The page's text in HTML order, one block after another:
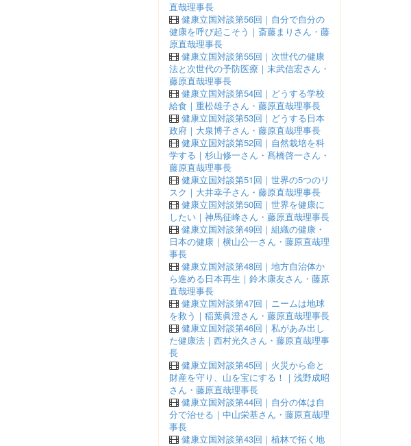
直哉理事長
健康立国対談第56回｜自分で自分の
健康を呼び起こそう｜斎藤まりさん・藤
原直哉理事長
健康立国対談第55回｜次世代の健康
法と次世代の予防医療｜末武信宏さん・
藤原直哉理事長
健康立国対談第54回｜どうする学校
給食｜重松雄子さん・藤原直哉理事長
健康立国対談第53回｜どうする日本
政府｜大泉博子さん・藤原直哉理事長
健康立国対談第52回｜自然栽培を科
学する｜杉山修一さん・髙橋啓一さん・
藤原直哉理事長
健康立国対談第51回｜世界の5つのリ
スク｜大井幸子さん・藤原直哉理事長
健康立国対談第50回｜世界を健康に
したい｜神馬征峰さん・藤原直哉理事長
健康立国対談第49回｜組織の健康・
日本の健康｜横山公一さん・藤原直哉理
事長
健康立国対談第48回｜地方自治体か
ら進める日本再生｜鈴木康友さん・藤原
直哉理事長
健康立国対談第47回｜ニームは地球
を救う｜稲葉眞澄さん・藤原直哉理事長
健康立国対談第46回｜私があみ出し
た健康法｜西村光久さん・藤原直哉理事
長
健康立国対談第45回｜火災から命と
財産を守り、山を宝にする！｜浅野成昭
さん・藤原直哉理事長
健康立国対談第44回｜自分の体は自
分で治せる｜中山栄基さん・藤原直哉理
事長
健康立国対談第43回｜植林で拓く地